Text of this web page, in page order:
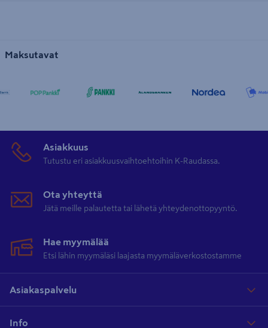
Maksutavat
Asiakkuus
Tutustu eri asiakkuusvaihtoehtoihin K-Raudassa.
Ota yhteyttä
Jätä meille palautetta tai lähetä yhteydenottopyyntö.
Hae myymälää
Etsi lähin myymäläsi laajasta myymäläverkostostamme
Asiakaspalvelu
Info